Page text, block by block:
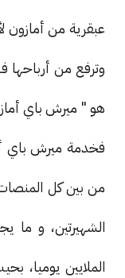
عبقرية من أمازون
وترفع من أرباحها
هو " ميرش باي
فخدمة ميرش باي
الشهيرتين، و ما
الملايين يوميا،